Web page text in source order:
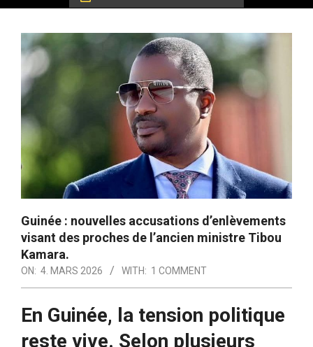
Guinée : nouvelles accusations d’enlèvements
visant des proches de l’ancien ministre Tibou
Kamara.
ON: 4. MARS 2026 WITH: 1 COMMENT
En Guinée, la tension politique
reste vive. Selon plusieurs